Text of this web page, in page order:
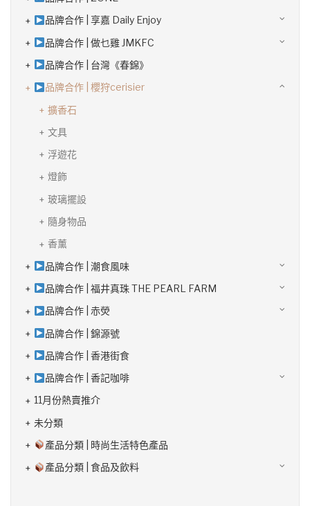
品牌合作 | 享嘉 Daily Enjoy
品牌合作 | 做乜雞 JMKFC
品牌合作 | 台灣《春錦》
品牌合作 | 櫻狩cerisier
擴香石
文具
浮遊花
燈飾
玻璃擺設
隨身物品
香薰
品牌合作 | 潮食風味
品牌合作 | 福井真珠 THE PEARL FARM
品牌合作 | 赤熒
品牌合作 | 錦源號
品牌合作 | 香港街食
品牌合作 | 香記咖啡
11月份熱賣推介
未分類
產品分類 | 時尚生活特色產品
產品分類 | 食品及飲料